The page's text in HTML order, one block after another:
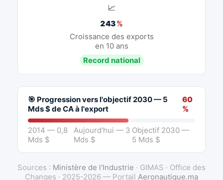
📈
243%
Croissance des exports
en 10 ans
Record national
🎯 Progression vers l'objectif 2030 — 5
Mds $ de CA à l'export
60
%
2014 — 0,8
Mds $
Aujourd'hui — 3
Mds $
Objectif 2030 —
5 Mds $
Sources : Ministère de l'Industrie · GIMAS · Office des
Changes · 2025-2026 — Portail Aeronautique.ma